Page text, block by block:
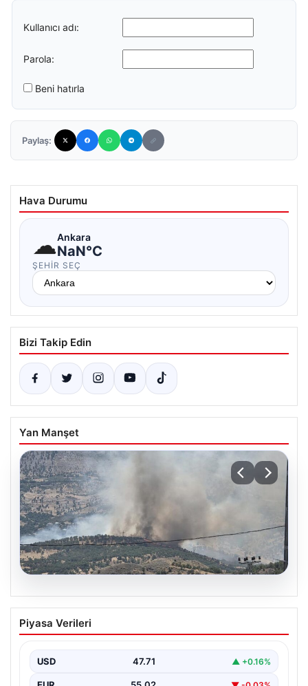
Kullanıcı adı:
Parola:
Beni hatırla
Paylaş:
Hava Durumu
☁Ankara
NaN°C
ŞEHIR SEÇ
Bizi Takip Edin
Yan Manşet
06.08.2026
Adıyaman’da orman yangını. Ekipler
müdahale ediyor
Alınmaya Çalışılıyor", "content": "Adıyaman iline bağlı
Gerger…
Piyasa Verileri
USD 47.71 ▲ +0.16%